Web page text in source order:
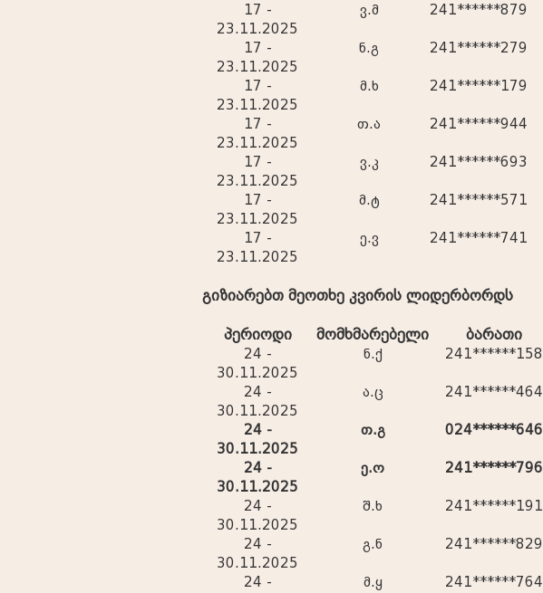
17 -
23.11.2025
ვ.მ 241******879
17 -
23.11.2025
ნ.გ 241******279
17 -
23.11.2025
მ.ხ 241******179
17 -
23.11.2025
თ.ა 241******944
17 -
23.11.2025
ვ.კ 241******693
17 -
23.11.2025
მ.ტ 241******571
17 -
23.11.2025
ე.ვ 241******741
გიზიარებთ მეოთხე კვირის ლიდერბორდს
პერიოდი მომხმარებელი ბარათი
24 -
30.11.2025
ნ.ქ 241******158
24 -
30.11.2025
ა.ც 241******464
24 -
30.11.2025
თ.გ 024******646
24 -
30.11.2025
ე.ო 241******796
24 -
30.11.2025
შ.ხ 241******191
24 -
30.11.2025
გ.ნ 241******829
24 -
მ.ყ 241******764